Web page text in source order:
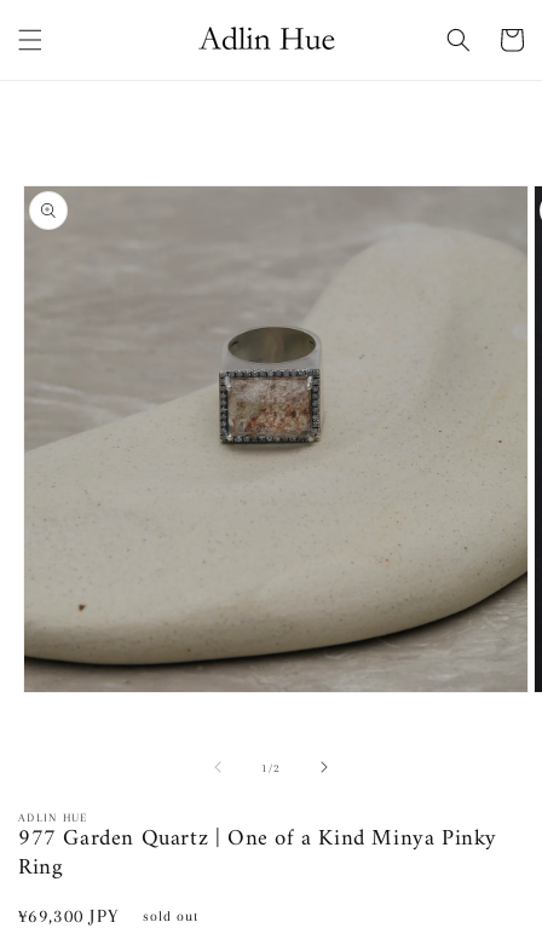
ンツに
進む
ー
商品情
報にス
キップ
メ
デ
ィ
ア
を
1 /の2
ADLIN HUE
977 Garden Quartz | One of a Kind Minya Pinky
Ring
通
¥69,300 JPY sold out